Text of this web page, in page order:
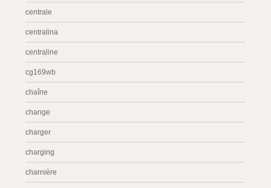
centrale
centralina
centraline
cg169wb
chaîne
change
charger
charging
charnière